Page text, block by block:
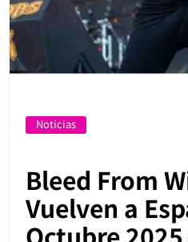
Noticias
Bleed From
Vuelven a